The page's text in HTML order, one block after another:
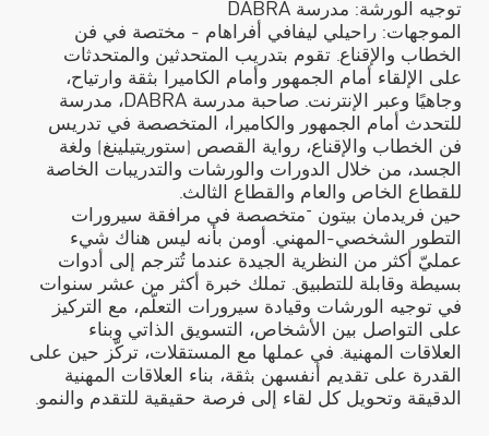
توجيه الورشة: مدرسة DABRA
الموجهات: راحيلي ليفافي أفراهام - مختصة في فن
الخطاب والإقناع. تقوم بتدريب المتحدثين والمتحدثات
على الإلقاء أمام الجمهور وأمام الكاميرا بثقة وارتياح،
وجاهيًا وعبر الإنترنت. صاحبة مدرسة DABRA، مدرسة
للتحدث أمام الجمهور والكاميرا، المتخصصة في تدريس
فن الخطاب والإقناع، رواية القصص (ستوريتيلينغ) ولغة
الجسد، من خلال الدورات والورشات والتدريبات الخاصة
للقطاع الخاص والعام والقطاع الثالث.
حين فريدمان بيتون –متخصصة في مرافقة سيرورات
التطور الشخصي-المهني. أومن بأنه ليس هناك شيء
عمليّ أكثر من النظرية الجيدة عندما تُترجم إلى أدوات
بسيطة وقابلة للتطبيق. تملك خبرة أكثر من عشر سنوات
في توجيه الورشات وقيادة سيرورات التعلّم، مع التركيز
على التواصل بين الأشخاص، التسويق الذاتي وبناء
العلاقات المهنية. في عملها مع المستقلات، تركّز حين على
القدرة على تقديم أنفسهن بثقة، بناء العلاقات المهنية
الدقيقة وتحويل كل لقاء إلى فرصة حقيقية للتقدم والنمو.